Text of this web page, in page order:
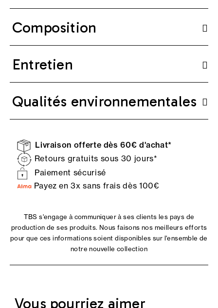
Composition
Entretien
Qualités environnementales
Livraison offerte dès 60€ d'achat*
Retours gratuits sous 30 jours*
Paiement sécurisé
Payez en 3x sans frais dès 100€
TBS s'engage à communiquer à ses clients les pays de
production de ses produits. Nous faisons nos meilleurs efforts
pour que ces informations soient disponibles sur l'ensemble de
notre nouvelle collection
Vous pourriez aimer